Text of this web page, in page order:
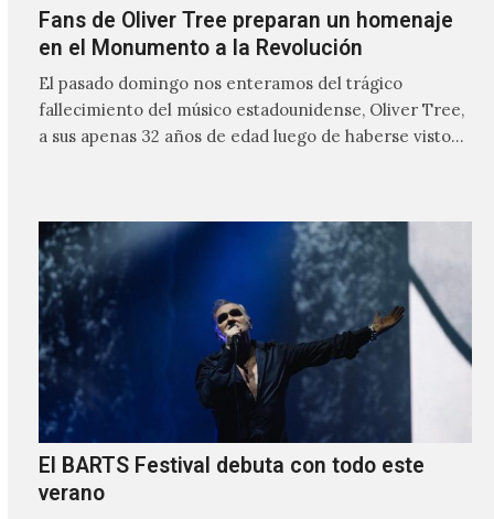
Fans de Oliver Tree preparan un homenaje
en el Monumento a la Revolución
El pasado domingo nos enteramos del trágico
fallecimiento del músico estadounidense, Oliver Tree,
a sus apenas 32 años de edad luego de haberse visto
El BARTS Festival debuta con todo este
verano